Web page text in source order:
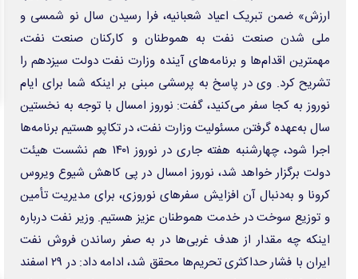
انتصاب نخستین نماینده ایران در انجمن جهانی حقوق پزشکی
استانبول میزبان سوپرجام اسپانیا شد
سرمربی جوانان: من مقصر حذف هندبال ایران از آسیا بودم/ در رده پایه توقع
مقام نداشته باشیم
وب گردی
دانش پیام
آوای اقتصاد
مزایده و مناقصه
Daric